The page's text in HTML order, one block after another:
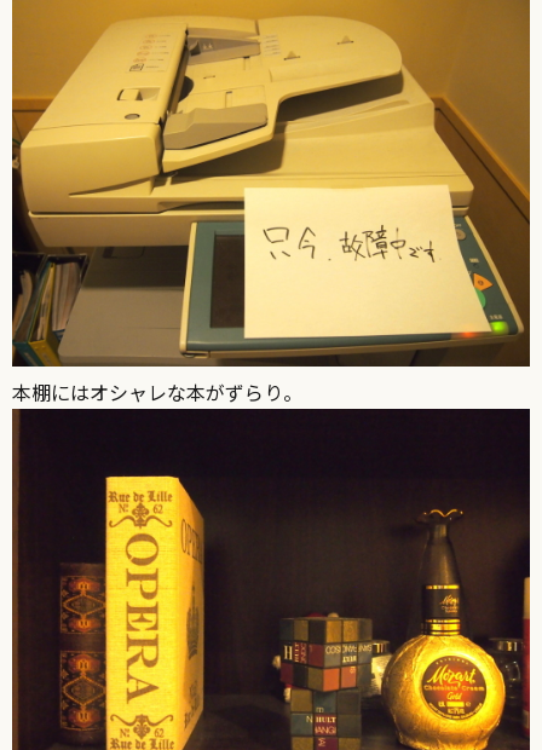
本棚にはオシャレな本がずらり。